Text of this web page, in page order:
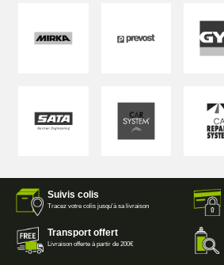
Suivis colis
Tracez votre colis jusqu'à sa livraison
Transport offert
Livraison offerte à partir de 200€